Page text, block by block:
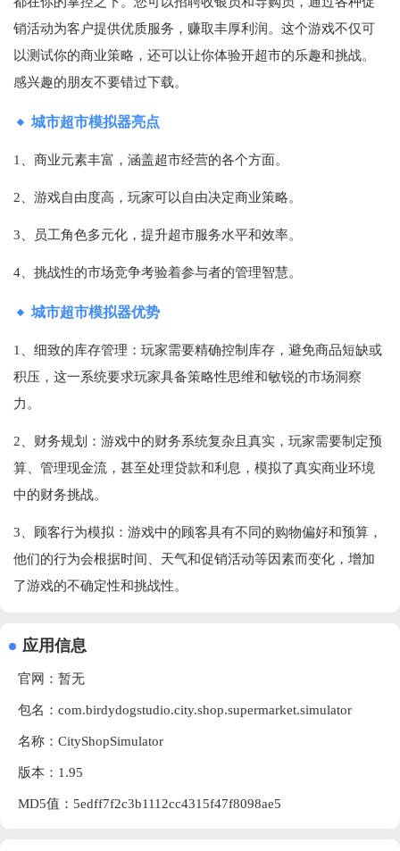
销活动为客户提供优质服务，赚取丰厚利润。这个游戏不仅可
以测试你的商业策略，还可以让你体验开超市的乐趣和挑战。
感兴趣的朋友不要错过下载。
城市超市模拟器亮点
1、商业元素丰富，涵盖超市经营的各个方面。
2、游戏自由度高，玩家可以自由决定商业策略。
3、员工角色多元化，提升超市服务水平和效率。
4、挑战性的市场竞争考验着参与者的管理智慧。
城市超市模拟器优势
1、细致的库存管理：玩家需要精确控制库存，避免商品短缺或
积压，这一系统要求玩家具备策略性思维和敏锐的市场洞察
力。
2、财务规划：游戏中的财务系统复杂且真实，玩家需要制定预
算、管理现金流，甚至处理贷款和利息，模拟了真实商业环境
中的财务挑战。
3、顾客行为模拟：游戏中的顾客具有不同的购物偏好和预算，
他们的行为会根据时间、天气和促销活动等因素而变化，增加
了游戏的不确定性和挑战性。
应用信息
官网：暂无
包名：com.birdydogstudio.city.shop.supermarket.simulator
名称：CityShopSimulator
版本：1.95
MD5值：5edff7f2c3b1112cc4315f47f8098ae5